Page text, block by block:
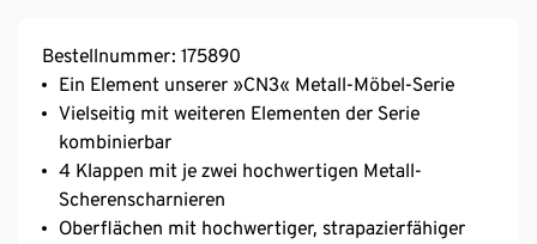
Bestellnummer: 175890
Ein Element unserer »CN3« Metall-Möbel-Serie
Vielseitig mit weiteren Elementen der Serie
kombinierbar
4 Klappen mit je zwei hochwertigen Metall-
Scherenscharnieren
Oberflächen mit hochwertiger, strapazierfähiger